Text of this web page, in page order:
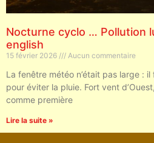
Nocturne cyclo … Pollution
english
15 février 2026 Aucun commentaire
La fenêtre météo n’était pas large :
pour éviter la pluie. Fort vent
comme première
Lire la suite »